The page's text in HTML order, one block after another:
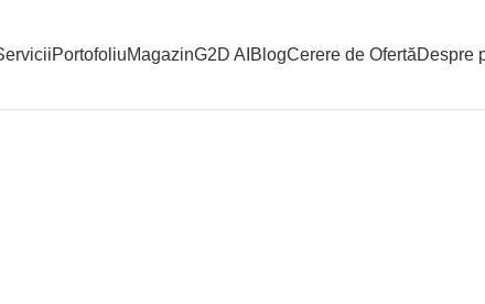
PortofoliuMagazinG2D AI BlogCerere de OfertăDespre